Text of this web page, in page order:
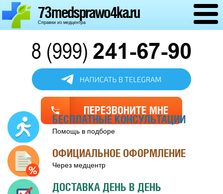
73medsprawo4ka.ru
Справки из медцентра
БЕСПЛАТНЫЕ КОНСУЛЬТАЦИИ
Помощь в подборе
ОФИЦИАЛЬНОЕ ОФОРМЛЕНИЕ
Через медцентр
ДОСТАВКА ДЕНЬ В ДЕНЬ